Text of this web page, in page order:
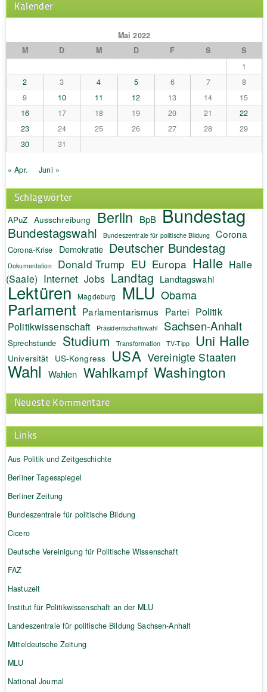
Kalender
Mai 2022
M
D M D F S
S
1
2
3 4 5 6 7
8
9
10 11 12 13 14
15
16
17 18 19 20 21
22
23
24 25 26 27 28
29
30
31
« Apr. Juni »
Schlagwörter
APuZ Ausschreibung Berlin BpB Bundestag
Bundestagswahl Bundeszentrale für politische Bildung Corona
Corona-Krise Demokratie Deutscher Bundestag
Dokumentation Donald Trump EU Europa Halle Halle
(Saale) Internet Jobs Landtag Landtagswahl
Lektüren Magdeburg MLU Obama
Parlament Parlamentarismus Partei Politik
Politikwissenschaft Präsidentschaftswahl Sachsen-Anhalt
Sprechstunde Studium Transformation TV-Tipp Uni Halle
Universität US-Kongress USA Vereinigte Staaten
Wahl Wahlen Wahlkampf Washington
Neueste Kommentare
Links
Aus Politik und Zeitgeschichte
Berliner Tagesspiegel
Berliner Zeitung
Bundeszentrale für politische Bildung
Cicero
Deutsche Vereinigung für Politische Wissenschaft
FAZ
Hastuzeit
Institut für Politikwissenschaft an der MLU
Landeszentrale für politische Bildung Sachsen-Anhalt
Mitteldeutsche Zeitung
MLU
National Journal